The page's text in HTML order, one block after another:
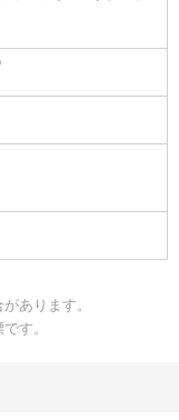
あります。
す。